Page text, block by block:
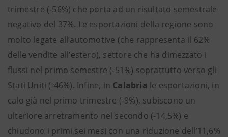
trimestre (-56%) che porta ad un risultato semestrale
negativo del 37%. Le esportazioni della regione sono
molto legate all’automotive (che rappresenta il 62%
delle vendite all’estero), settore che ha dimezzato i
flussi nel primo semestre (-51%) soprattutto verso gli
Stati Uniti (-46%). Infine, in Calabria le esportazioni, in
calo già nel primo trimestre (-9%), subiscono un
ulteriore arretramento nel secondo (-14,5%) e
chiudono i primi sei mesi con una riduzione dell’11,6%